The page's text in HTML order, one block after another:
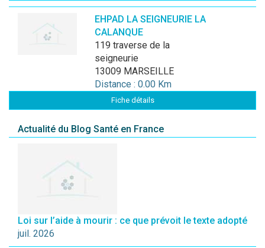
EHPAD LA SEIGNEURIE LA
CALANQUE
119 traverse de la
seigneurie
13009 MARSEILLE
Distance : 0.00 Km
Fiche détails
Actualité du Blog Santé en France
Loi sur l’aide à mourir : ce que prévoit le texte adopté
juil. 2026